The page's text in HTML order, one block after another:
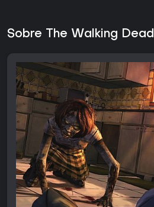
Sobre The Walking Dead